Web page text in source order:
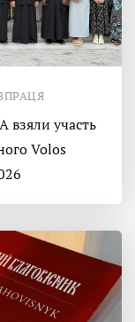
взяли участь
Volos